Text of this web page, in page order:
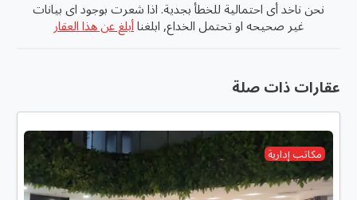
نحن ناخد أى احتمالية للخطأ بجدية. اذا شعرت بوجود اى بيانات
غير صحيحه او تحتمل الخداع, ابلغنا أبلغ عن هذا العقار
عقارات ذات صلة
مكاتب إدارية